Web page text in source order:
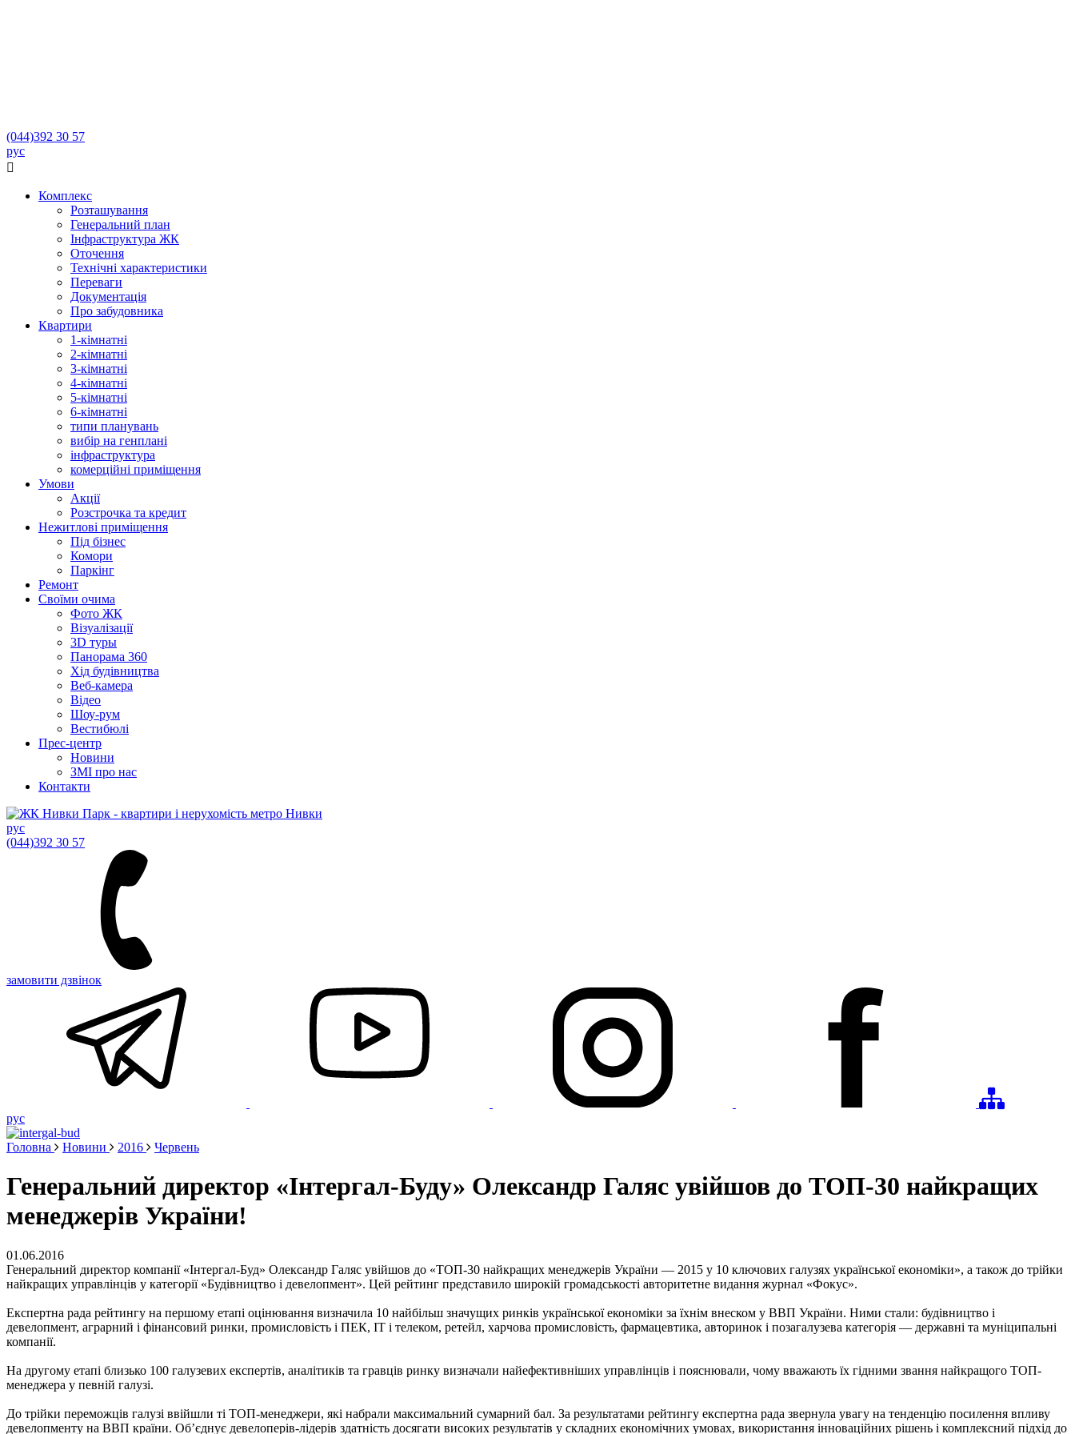
(044)392 30 57
рус

Комплекс
Розташування
Генеральний план
Інфраструктура ЖК
Оточення
Технічні характеристики
Переваги
Документація
Про забудовника
Квартири
1-кімнатні
2-кімнатні
3-кімнатні
4-кімнатні
5-кімнатні
6-кімнатні
типи планувань
вибір на генплані
інфраструктура
комерційні приміщення
Умови
Акції
Розстрочка та кредит
Нежитлові приміщення
Під бізнес
Комори
Паркінг
Ремонт
Своїми очима
Фото ЖК
Візуалізації
3D туры
Панорама 360
Хід будівництва
Веб-камера
Відео
Шоу-рум
Вестибюлі
Прес-центр
Новини
ЗМІ про нас
Контакти
рус
(044)392 30 57
замовити дзвінок
рус
Головна Новини 2016 Червень
Генеральний директор «Інтергал-Буду» Олександр Галяс увійшов до ТОП-30 найкращих
менеджерів України!
01.06.2016
Генеральний директор компанії «Інтергал-Буд» Олександр Галяс увійшов до «ТОП-30 найкращих менеджерів України — 2015 у 10 ключових галузях української економіки», а також до трійки
найкращих управлінців у категорії «Будівництво і девелопмент». Цей рейтинг представило широкій громадськості авторитетне видання журнал «Фокус».
Експертна рада рейтингу на першому етапі оцінювання визначила 10 найбільш значущих ринків української економіки за їхнім внеском у ВВП України. Ними стали: будівництво і
девелопмент, аграрний і фінансовий ринки, промисловість і ПЕК, IT і телеком, ретейл, харчова промисловість, фармацевтика, авторинок і позагалузева категорія — державні та муніципальні
компанії.
На другому етапі близько 100 галузевих експертів, аналітиків та гравців ринку визначали найефективніших управлінців і пояснювали, чому вважають їх гідними звання найкращого ТОП-
менеджера у певній галузі.
До трійки переможців галузі ввійшли ті ТОП-менеджери, які набрали максимальний сумарний бал. За результатами рейтингу експертна рада звернула увагу на тенденцію посилення впливу
девелопменту на ВВП країни. Об’єднує девелоперів-лідерів здатність досягати високих результатів у складних економічних умовах, використання інноваційних рішень і комплексний підхід до